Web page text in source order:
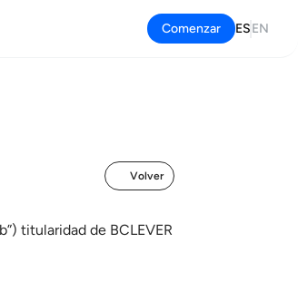
Comenzar ESEN
Volver
titularidad de BCLEVER